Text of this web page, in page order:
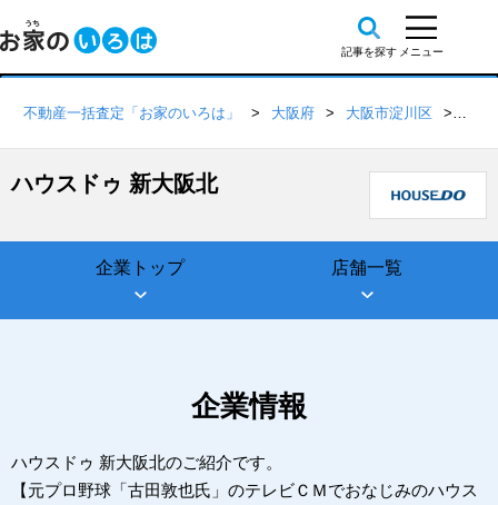
不動産一括査定「お家のいろは」 大阪府 大阪市淀川区
ハウスドゥ 新大阪北
企業トップ 店舗一覧
企業情報
ハウスドゥ 新大阪北のご紹介です。
【元プロ野球「古田敦也氏」のテレビＣＭでおなじみのハウス